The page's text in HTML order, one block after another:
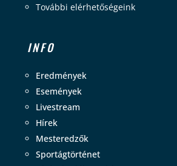
További elérhetőségeink
INFO
Eredmények
Események
Livestream
Hírek
Mesteredzők
Sportágtörténet